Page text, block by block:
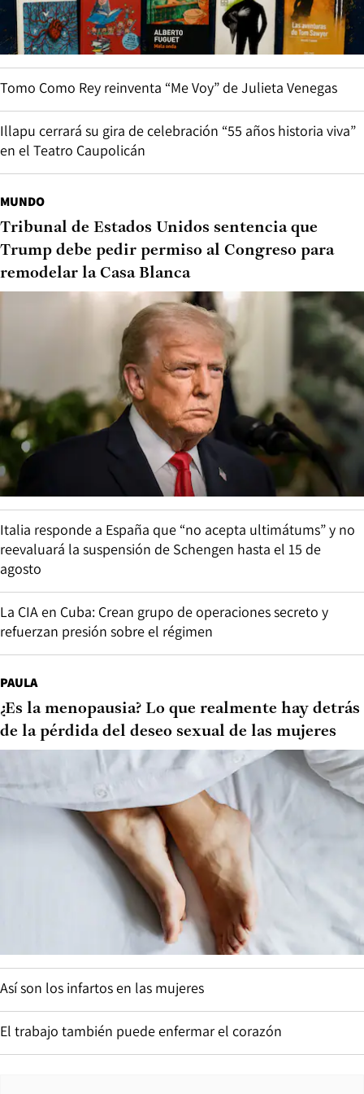
Tomo Como Rey reinventa “Me Voy” de Julieta Venegas
Illapu cerrará su gira de celebración “55 años historia viva”
en el Teatro Caupolicán
MUNDO
Tribunal de Estados Unidos sentencia que
Trump debe pedir permiso al Congreso para
remodelar la Casa Blanca
Italia responde a España que “no acepta ultimátums” y no
reevaluará la suspensión de Schengen hasta el 15 de
agosto
La CIA en Cuba: Crean grupo de operaciones secreto y
refuerzan presión sobre el régimen
PAULA
¿Es la menopausia? Lo que realmente hay detrás
de la pérdida del deseo sexual de las mujeres
Así son los infartos en las mujeres
El trabajo también puede enfermar el corazón